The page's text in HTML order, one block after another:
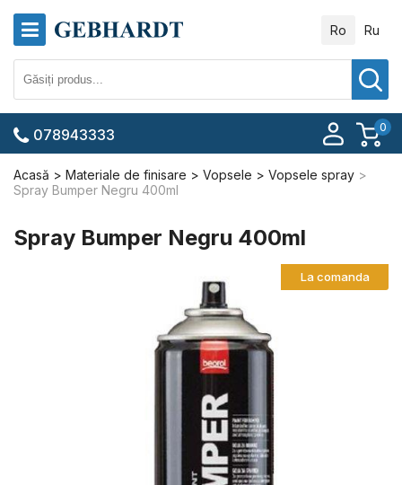
Ro Ru
0
078943333
Acasă Materiale de finisare Vopsele
Vopsele spray
Spray Bumper Negru 400ml
Spray Bumper Negru 400ml
La comanda